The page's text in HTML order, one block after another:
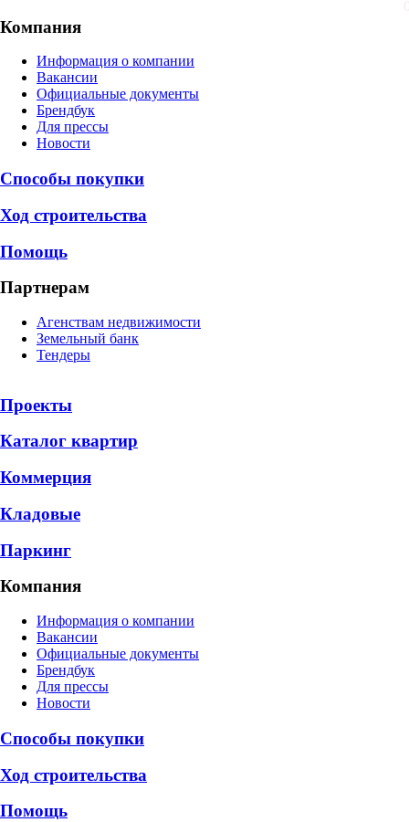
Компания
Информация о компании
Вакансии
Официальные документы
Брендбук
Для прессы
Новости
Способы покупки
Ход строительства
Помощь
Партнерам
Агенствам недвижимости
Земельный банк
Тендеры
Проекты
Каталог квартир
Коммерция
Кладовые
Паркинг
Компания
Информация о компании
Вакансии
Официальные документы
Брендбук
Для прессы
Новости
Способы покупки
Ход строительства
Помощь